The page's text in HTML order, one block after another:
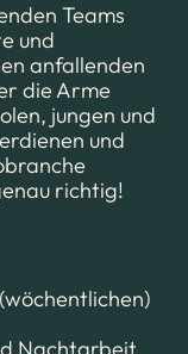
Teams
und
anfallenden
die Arme
jungen und
und
richtig!